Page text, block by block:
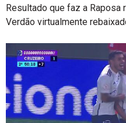
Resultado que faz a Raposa
Verdão virtualmente